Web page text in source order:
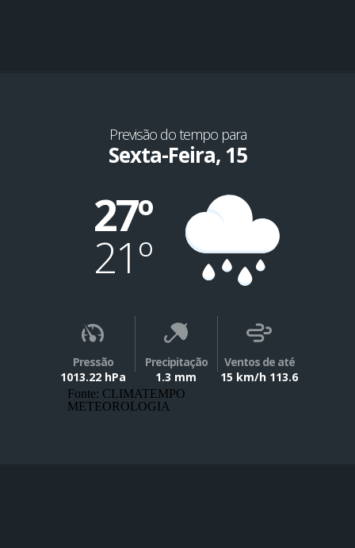
Previsão do tempo para
Sexta-Feira, 15
27º
21º
Pressão
1013.22 hPa
Precipitação
1.3 mm
Ventos de até
15 km/h 113.6
Fonte: CLIMATEMPO
METEOROLOGIA